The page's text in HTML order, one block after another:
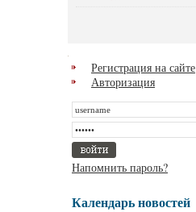
Регистрация на сайте
Авторизация
Напомнить пароль?
Календарь новостей